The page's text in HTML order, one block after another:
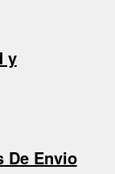
y
De Envio